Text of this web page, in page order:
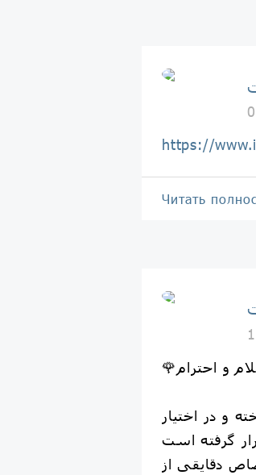
https://
Читать
و در اختیار
دقایقی از